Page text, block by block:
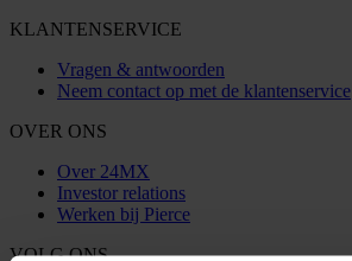
KLANTENSERVICE
Vragen & antwoorden
Neem contact op met de klantenservice
OVER ONS
Over 24MX
Investor relations
Werken bij Pierce
VOLG ONS